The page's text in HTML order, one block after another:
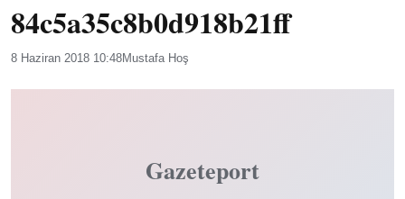
84c5a35c8b0d918b21ff
8 Haziran 2018 10:48Mustafa Hoş
Gazeteport